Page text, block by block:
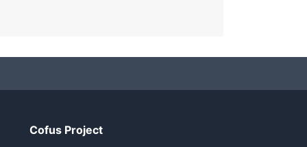
Cofus Project